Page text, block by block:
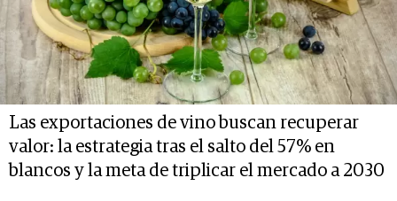
Las exportaciones de vino buscan recuperar
valor: la estrategia tras el salto del 57% en
blancos y la meta de triplicar el mercado a 2030